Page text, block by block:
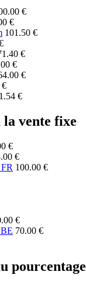
€
€
101.50 €
€
€
€
€
€
vente fixe
€
€
100.00 €
€
70.00 €
pourcentage